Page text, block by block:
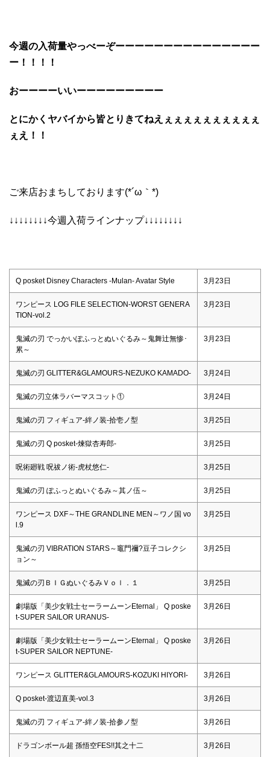
今週の入荷量やっべーぞーーーーーーーーーーーーーーー
ー！！！！
おーーーーいいーーーーーーーーー
とにかくヤバイから皆とりきてねえぇぇぇぇぇぇぇぇぇぇ
ぇえ！！
ご来店おまちしております(*´ω｀*)
↓↓↓↓↓↓↓↓今週入荷ラインナップ↓↓↓↓↓↓↓↓
Q posket Disney Characters -Mulan- Avatar Style 3月23日
ワンピース LOG FILE SELECTION-WORST GENERA
TION-vol.2
3月23日
鬼滅の刃 でっかいぽふっとぬいぐるみ～鬼舞辻無惨･
累～
3月23日
鬼滅の刃 GLITTER&GLAMOURS-NEZUKO KAMADO- 3月24日
鬼滅の刃立体ラバーマスコット① 3月24日
鬼滅の刃 フィギュア-絆ノ装-拾壱ノ型 3月25日
鬼滅の刃 Q posket-煉獄杏寿郎- 3月25日
呪術廻戦 呪祓ノ術-虎杖悠仁- 3月25日
鬼滅の刃 ぽふっとぬいぐるみ～其ノ伍～ 3月25日
ワンピース DXF～THE GRANDLINE MEN～ワノ国 vo
l.9
3月25日
鬼滅の刃 VIBRATION STARS～竈門禰?豆子コレクシ
ョン～
3月25日
鬼滅の刃ＢＩＧぬいぐるみＶｏｌ．１ 3月25日
劇場版「美少女戦士セーラームーンEternal」 Q poske
t-SUPER SAILOR URANUS-
3月26日
劇場版「美少女戦士セーラームーンEternal」 Q poske
t-SUPER SAILOR NEPTUNE-
3月26日
ワンピース GLITTER&GLAMOURS-KOZUKI HIYORI- 3月26日
Q posket-渡辺直美-vol.3 3月26日
鬼滅の刃 フィギュア-絆ノ装-拾参ノ型 3月26日
ドラゴンボール超 孫悟空FES!!其之十二 3月26日